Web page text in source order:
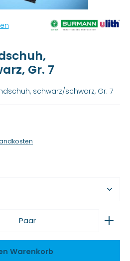
von 0 von 5 Sternen
Gr. 7
schwarz/schwarz, Gr. 7
den gewünschten Wert
Paar
Warenkorb